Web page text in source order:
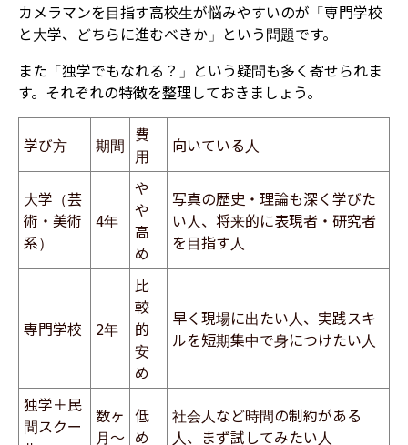
カメラマンを目指す高校生が悩みやすいのが「専門学校
と大学、どちらに進むべきか」という問題です。
また「独学でもなれる？」という疑問も多く寄せられま
す。それぞれの特徴を整理しておきましょう。
学び方 期間 費
用
向いている人
大学（芸
術・美術
系）
4年
や
や
高
め
写真の歴史・理論も深く学びた
い人、将来的に表現者・研究者
を目指す人
専門学校 2年
比
較
的
安
め
早く現場に出たい人、実践スキ
ルを短期集中で身につけたい人
独学＋民
間スクー
数ヶ
月〜
低
め
社会人など時間の制約がある
人、まず試してみたい人